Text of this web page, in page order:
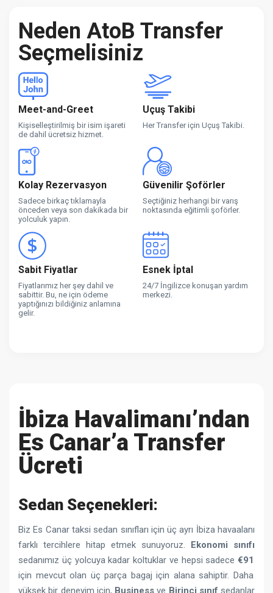
Neden AtoB Transfer
Seçmelisiniz
Meet-and-Greet
Kişiselleştirilmiş bir isim işareti
de dahil ücretsiz hizmet.
Uçuş Takibi
Her Transfer için Uçuş Takibi.
Kolay Rezervasyon
Sadece birkaç tıklamayla
önceden veya son dakikada bir
yolculuk yapın.
Güvenilir Şoförler
Seçtiğiniz herhangi bir varış
noktasında eğitimli şoförler.
Sabit Fiyatlar
Fiyatlarımız her şey dahil ve
sabittir. Bu, ne için ödeme
yaptığınızı bildiğiniz anlamına
gelir.
Esnek İptal
24/7 İngilizce konuşan yardım
merkezi.
İbiza Havalimanı’ndan
Es Canar’a Transfer
Ücreti
Sedan Seçenekleri:
Biz Es Canar taksi sedan sınıfları için üç ayrı İbiza havaalanı
farklı tercihlere hitap etmek sunuyoruz. Ekonomi sınıfı
sedanımız üç yolcuya kadar koltuklar ve hepsi sadece€91
için mevcut olan üç parça bagaj için alana sahiptir. Daha
yüksek bir deneyim için, Business ve Birinci sınıf sedanlar